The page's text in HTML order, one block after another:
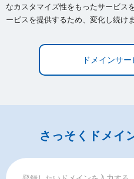
なカスタマイズ性をもったサービス
ービスを提供するため、変化し続けま
ドメインサ
さっそくドメイ